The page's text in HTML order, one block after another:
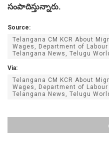
సంపాదిస్తున్నారు.
Source:
Telangana CM KCR About
Wages, Department of
Telangana News, Telugu
Via:
Telangana CM KCR About
Wages, Department of
Telangana News, Telugu